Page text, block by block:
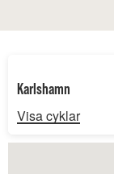
Karlshamn
Visa cyklar